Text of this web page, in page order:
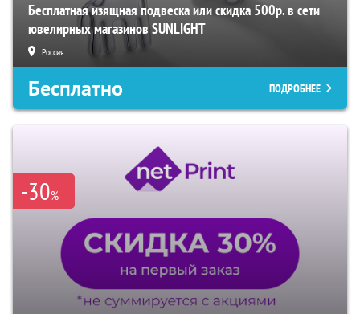
Бесплатная изящная подвеска или скидка 500р. в сети
ювелирных магазинов SUNLIGHT
Россия
Бесплатно ПОДРОБНЕЕ
-30%